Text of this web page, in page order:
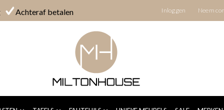
Achteraf betalen Inloggen Neem